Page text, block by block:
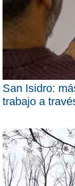
San Isidro:
trabajo a